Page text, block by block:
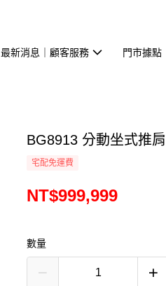
最新消息｜顧客服務 門市據點
BG8913 分動坐式推
宅配免運費
NT$999,999
數量